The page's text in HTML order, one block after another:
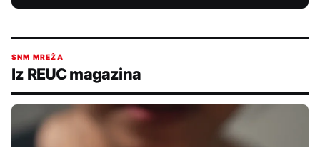
SNM MREŽA
Iz REUC magazina